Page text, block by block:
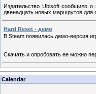
Издательство Ubisoft сообщило о
двенадцать новых маршрутов для
Hard Reset - демо
В Steam появилась демо-версия
Скачать и опробовать ее можно
Calendar